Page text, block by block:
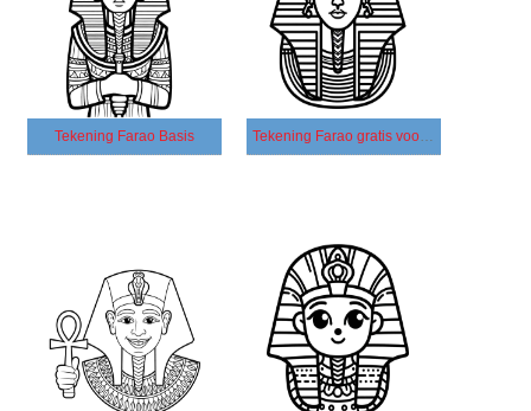
Tekening Farao Basis Tekening Farao gratis voor kinderen